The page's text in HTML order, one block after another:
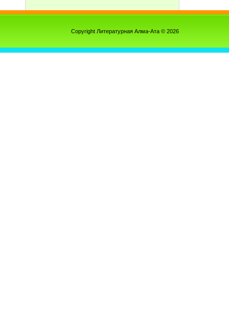
Copyright Литературная Алма-Ата © 2026